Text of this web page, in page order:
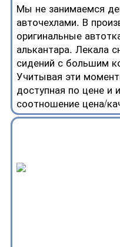
Мы не занимаемся
авточехлами. В
оригинальные
алькантара. Лекала
сидений с большим
Учитывая эти
доступная по цене и
соотношение цена/